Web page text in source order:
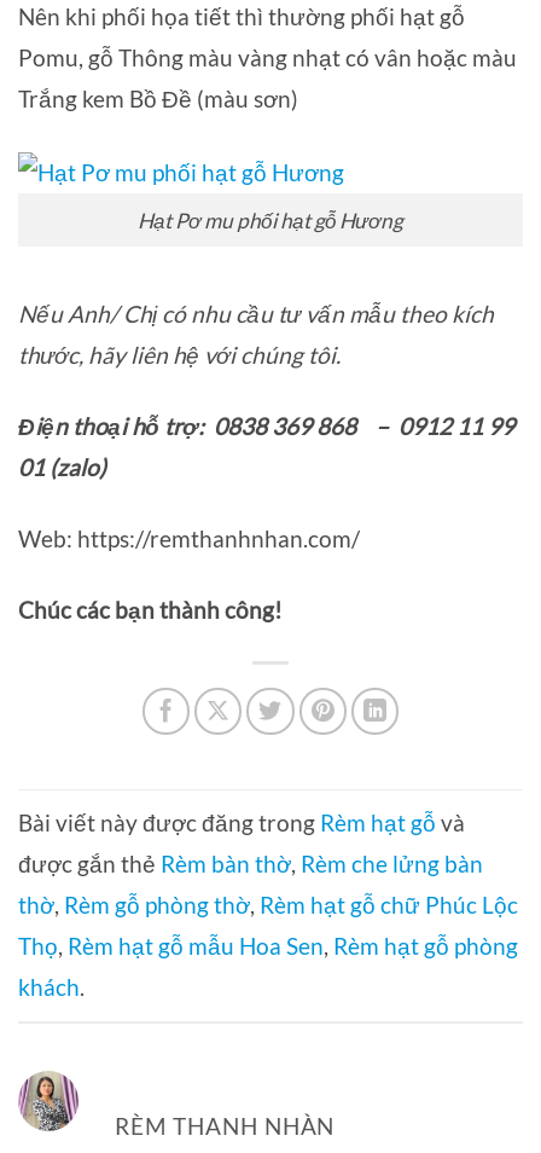
Nên khi phối họa tiết thì thường phối hạt gỗ
Pomu, gỗ Thông màu vàng nhạt có vân hoặc màu
Trắng kem Bồ Đề (màu sơn)
Hạt Pơ mu phối hạt gỗ Hương
Nếu Anh/ Chị có nhu cầu tư vấn mẫu theo kích
thước, hãy liên hệ với chúng tôi.
Điện thoại hỗ trợ: 0838 369 868 – 0912 11 99
01 (zalo)
Web: https://remthanhnhan.com/
Chúc các bạn thành công!
Bài viết này được đăng trong Rèm hạt gỗ và
được gắn thẻ Rèm bàn thờ, Rèm che lửng bàn
thờ, Rèm gỗ phòng thờ, Rèm hạt gỗ chữ Phúc Lộc
Thọ, Rèm hạt gỗ mẫu Hoa Sen, Rèm hạt gỗ phòng
khách.
RÈM THANH NHÀN